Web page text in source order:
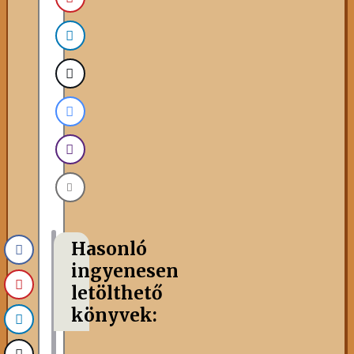
Hasonló
ingyenesen
letölthető
könyvek: